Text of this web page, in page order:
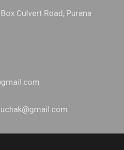
Culvert Road, Purana